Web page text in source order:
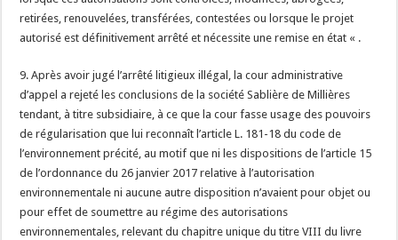
retirées, renouvelées, transférées, contestées ou lorsque le projet
autorisé est définitivement arrêté et nécessite une remise en état « .
9. Après avoir jugé l’arrêté litigieux illégal, la cour administrative
d’appel a rejeté les conclusions de la société Sablière de Millières
tendant, à titre subsidiaire, à ce que la cour fasse usage des pouvoirs
de régularisation que lui reconnaît l’article L. 181-18 du code de
l’environnement précité, au motif que ni les dispositions de l’article 15
de l’ordonnance du 26 janvier 2017 relative à l’autorisation
environnementale ni aucune autre disposition n’avaient pour objet ou
pour effet de soumettre au régime des autorisations
environnementales, relevant du chapitre unique du titre VIII du livre